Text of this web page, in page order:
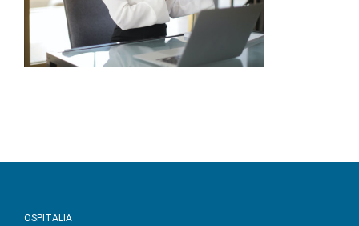
OSPITALIA